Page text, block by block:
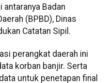
Badan
(BPBD), Dinas
Catatan Sipil.
perangkat daerah ini
korban banjir. Serta
untuk penetapan final